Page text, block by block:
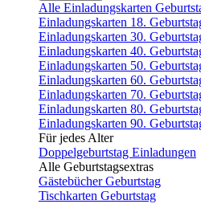
Alle Einladungskarten
Einladungskarten 18.
Einladungskarten 30.
Einladungskarten 40.
Einladungskarten 50.
Einladungskarten 60.
Einladungskarten 70.
Einladungskarten 80.
Einladungskarten 90.
Für jedes Alter
Doppelgeburtstag Einladungen
Alle Geburtstagsextras
Gästebücher Geburtstag
Tischkarten Geburtstag